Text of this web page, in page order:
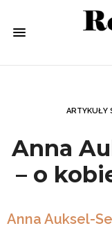
ARTYKUŁY
Anna
– o
Anna Auksel-